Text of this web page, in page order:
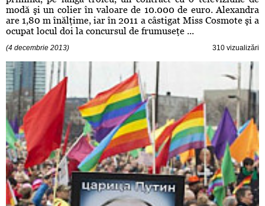
modă şi un colier în valoare de 10.000 de euro. Alexandra
are 1,80 m înălţime, iar în 2011 a câstigat Miss Cosmote şi a
ocupat locul doi la concursul de frumuseţe ...
(4 decembrie 2013) 310 vizualizări